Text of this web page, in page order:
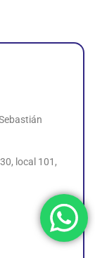
local 101,